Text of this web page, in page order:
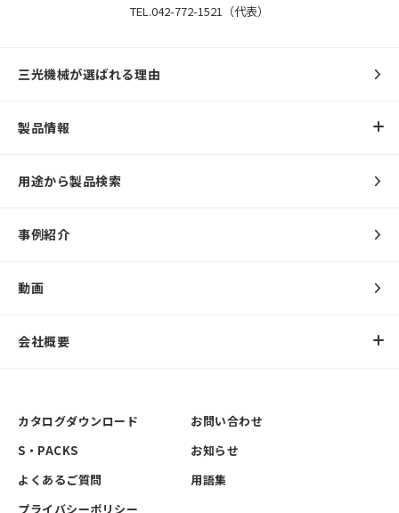
TEL.042-772-1521（代表）
三光機械が選ばれる理由
製品情報
用途から製品検索
事例紹介
動画
会社概要
カタログダウンロード
お問い合わせ
S・PACKS
お知らせ
よくあるご質問
用語集
プライバシーポリシー